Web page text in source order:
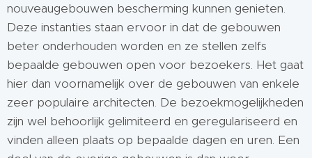
nouveaugebouwen bescherming kunnen genieten.
Deze instanties staan ervoor in dat de gebouwen
beter onderhouden worden en ze stellen zelfs
bepaalde gebouwen open voor bezoekers. Het gaat
hier dan voornamelijk over de gebouwen van enkele
zeer populaire architecten. De bezoekmogelijkheden
zijn wel behoorlijk gelimiteerd en geregulariseerd en
vinden alleen plaats op bepaalde dagen en uren. Een